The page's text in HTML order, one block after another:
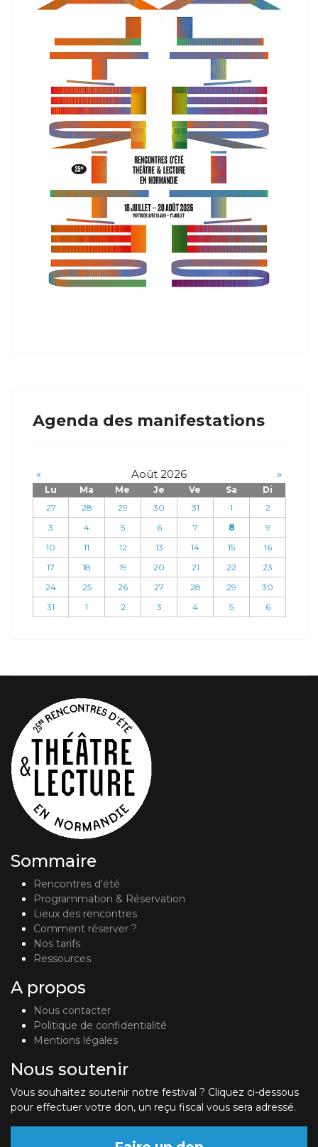
Agenda des manifestations
« Août 2026 »
Lu Ma Me Je Ve Sa
Di
27
28 29 30 31 1
2
3
4 5 6 7 8
9
10
11 12 13 14 15
16
17
18 19 20 21 22
23
24
25 26 27 28 29
30
31
1 2 3 4 5 6
Sommaire
Rencontres d'été
Programmation & Réservation
Lieux des rencontres
Comment réserver ?
Nos tarifs
Ressources
A propos
Nous contacter
Politique de confidentialité
Mentions légales
Nous soutenir
Vous souhaitez soutenir notre festival ? Cliquez ci-dessous
pour effectuer votre don, un reçu fiscal vous sera adressé.